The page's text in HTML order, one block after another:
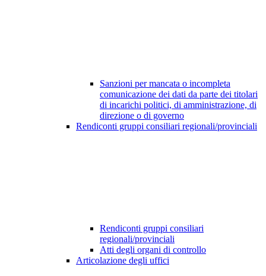
Sanzioni per mancata o incompleta
comunicazione dei dati da parte dei titolari
di incarichi politici, di amministrazione, di
direzione o di governo
Rendiconti gruppi consiliari regionali/provinciali
Rendiconti gruppi consiliari
regionali/provinciali
Atti degli organi di controllo
Articolazione degli uffici